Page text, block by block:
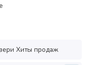
Хиты продаж